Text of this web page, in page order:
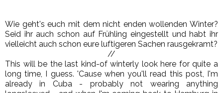
Wie geht's euch mit dem nicht enden wollenden Winter?
Seid ihr auch schon auf Frühling eingestellt und habt ihr
vielleicht auch schon eure luftigeren Sachen rausgekramt?
//
This will be the last kind-of winterly look here for quite a
long time, I guess. 'Cause when you'll read this post, I'm
already in Cuba - probably not wearing anything